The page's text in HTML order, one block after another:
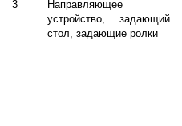
3
Направляющее
устройство, задающий
стол, задающие ролки